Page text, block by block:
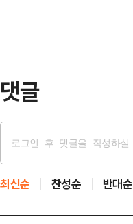
댓글
최신순 찬성순 반대순